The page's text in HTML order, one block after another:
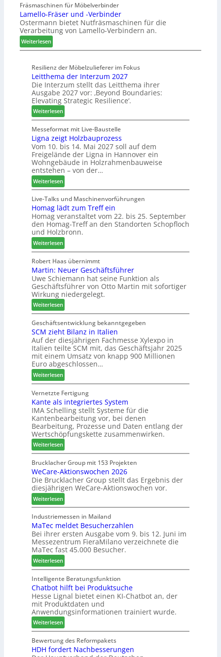
s
m
h
ö
n
e
r
a
u
r
a
u
m
S
o
r
t
i
m
e
n
t
u
s
z
e
c
n
u
n
g
e
n
f
ü
r
P
l
a
n
t
a
g
Fräsmaschinen für Möbelverbinder
Lamello-Fräser und -Verbinder
Ostermann bietet Nutfräsmaschinen für die
Verarbeitung von Lamello-Verbindern an.
Weiterlesen:
L
m
e
l
l
o
-
F
r
ä
s
e
r
u
n
d
-
V
e
r
b
i
n
d
e
r
Resilienz der Möbelzulieferer im Fokus
Leitthema der Interzum 2027
Die Interzum stellt das Leitthema ihrer
Ausgabe 2027 vor: ‚Beyond Boundaries:
Elevating Strategic Resilience‘.
Weiterlesen:
L
e
i
t
t
h
e
m
a
d
e
r
I
n
t
e
r
z
u
m
2
0
2
7
Messeformat mit Live-Baustelle
Ligna zeigt Holzbauprozess
Vom 10. bis 14. Mai 2027 soll auf dem
Freigelände der Ligna in Hannover ein
Wohngebäude in Holzrahmenbauweise
entstehen – von der…
Weiterlesen:
L
i
g
n
a
z
e
i
g
t
H
o
l
z
b
a
u
p
r
o
z
e
s
s
Live-Talks und Maschinenvorführungen
Homag lädt zum Treff ein
Homag veranstaltet vom 22. bis 25. September
den Homag-Treff an den Standorten Schopfloch
und Holzbronn.
Weiterlesen:
H
o
m
a
g
l
ä
d
t
z
u
m
T
r
e
f
f
e
n
Robert Haas übernimmt
Martin: Neuer Geschäftsführer
Uwe Schiemann hat seine Funktion als
Geschäftsführer von Otto Martin mit sofortiger
Wirkung niedergelegt.
Weiterlesen:
M
a
r
t
n
:
N
e
u
e
G
e
s
c
h
ä
f
t
s
f
ü
h
r
e
r
Geschäftsentwicklung bekanntgegeben
SCM zieht Bilanz in Italien
Auf der diesjährigen Fachmesse Xylexpo in
Italien teilte SCM mit, das Geschäftsjahr 2025
mit einem Umsatz von knapp 900 Millionen
Euro abgeschlossen…
Weiterlesen:
S
C
M
z
i
e
h
t
B
i
l
a
n
z
i
n
I
t
a
l
i
e
n
Vernetzte Fertigung
Kante als integriertes System
IMA Schelling stellt Systeme für die
Kantenbearbeitung vor, bei denen
Bearbeitung, Prozesse und Daten entlang der
Wertschöpfungskette zusammenwirken.
Weiterlesen:
K
a
n
t
e
l
s
i
n
t
e
g
r
i
e
r
t
e
s
S
y
s
Brucklacher Group mit 153 Projekten
WeCare-Aktionswochen 2026
Die Brucklacher Group stellt das Ergebnis der
diesjährigen WeCare-Aktionswochen vor.
Weiterlesen:
W
e
C
a
r
e
-
A
k
t
i
o
n
s
w
o
c
Industriemessen in Mailand
MaTec meldet Besucherzahlen
Bei ihrer ersten Ausgabe vom 9. bis 12. Juni im
Messezentrum FieraMilano verzeichnete die
MaTec fast 45.000 Besucher.
Weiterlesen:
M
a
T
e
c
m
e
l
d
e
Intelligente Beratungsfunktion
Chatbot hilft bei Produktsuche
Hesse Lignal bietet einen KI-Chatbot an, der
mit Produktdaten und
Anwendungsinformationen trainiert wurde.
Weiterlesen:
C
h
a
Bewertung des Reformpakets
HDH fordert Nachbesserungen